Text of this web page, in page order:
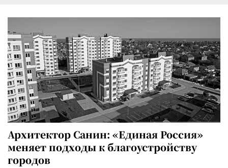
Архитектор Санин: «Единая Россия»
меняет подходы к благоустройству
городов